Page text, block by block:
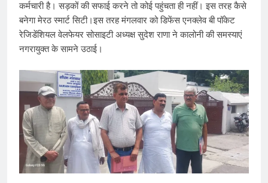
कर्मचारी है। सड़कों की सफाई करने तो कोई पहुंचता ही नहीं। इस तरह कैसे
बनेगा मेरठ स्मार्ट सिटी।इस तरह मंगलवार को डिफेंस एनक्लेव बी पॉकेट
रेजिडेंशियल वेलफेयर सोसाइटी अध्यक्ष सुदेश राणा ने कालोनी की समस्याएं
नगरायुक्त के सामने उठाई।